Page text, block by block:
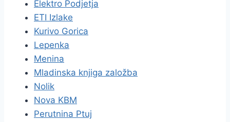
Elektro Podjetja
ETI Izlake
Kurivo Gorica
Lepenka
Menina
Mladinska knjiga založba
Nolik
Nova KBM
Perutnina Ptuj